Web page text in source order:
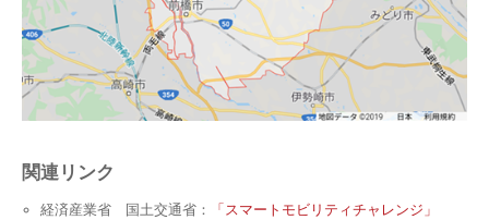
関連リンク
経済産業省 国土交通省：
「スマートモビリティチャレンジ」